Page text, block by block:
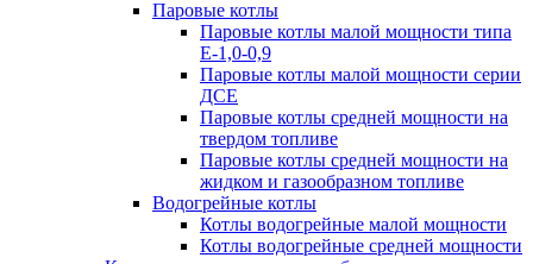
Паровые котлы
Паровые котлы малой мощности типа
Е-1,0-0,9
Паровые котлы малой мощности серии
ДСЕ
Паровые котлы средней мощности на
твердом топливе
Паровые котлы средней мощности на
жидком и газообразном топливе
Водогрейные котлы
Котлы водогрейные малой мощности
Котлы водогрейные средней мощности